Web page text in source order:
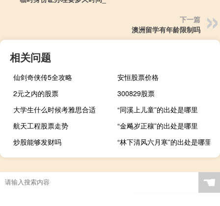
下一篇
澳洲留学有年龄限制吗
相关问题
仙剑奇侠传5全攻略
安恒股票价格
2元之内的股票
300829股票
大学生什么时候考雅思合适
“同溪上儿童”的出处是哪里
航天工程股票走势
“金飚岁正穰”的出处是哪里
炒股能够发财吗
“林下清风六月寒”的出处是哪里
☚